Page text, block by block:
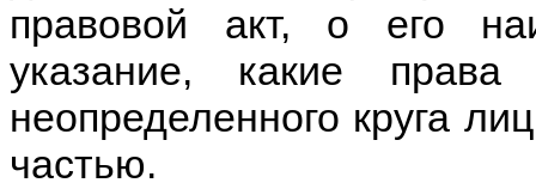
правовой акт, о его
указание, какие
неопределенного круга
частью.